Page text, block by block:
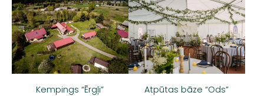
Kempings “Ērgļi” Atpūtas bāze “Ods”